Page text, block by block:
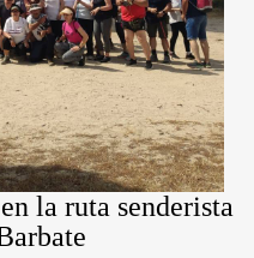
la ruta senderista